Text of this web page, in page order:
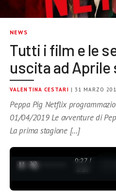
NEWS
Tutti i film e le
uscita ad Aprile
VALENTINA CESTARI | 31 MARZO
Peppa Pig Netflix
01/04/2019 Le avventure di
La prima stagione […]
0:27 /
3:37